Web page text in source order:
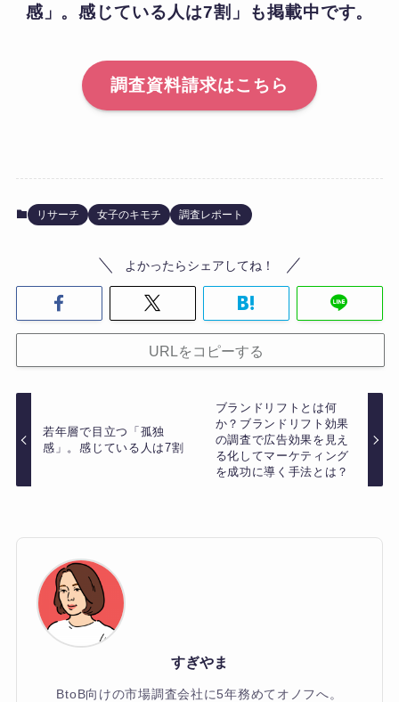
感」。感じている人は7割 」も掲載中です。
調査資料請求はこちら
リサーチ 女子のキモチ 調査レポート
よかったらシェアしてね！
URLをコピーする
若年層で目立つ「孤独
感」。感じている人は7割
ブランドリフトとは何
か？ブランドリフト効果
の調査で広告効果を見え
る化してマーケティング
を成功に導く手法とは？
すぎやま
BtoB向けの市場調査会社に5年務めてオノフへ。